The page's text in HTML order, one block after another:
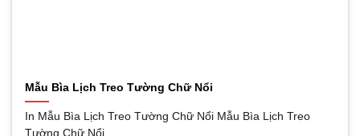
Mẫu Bìa Lịch Treo Tường Chữ Nổi
In Mẫu Bìa Lịch Treo Tường Chữ Nổi Mẫu Bìa Lịch Treo
Tường Chữ Nổi